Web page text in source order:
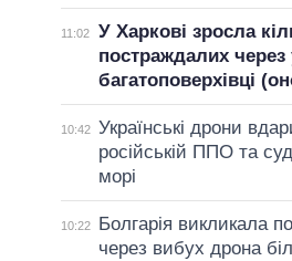
11:02
У Харкові зросла
постраждалих через
багатоповерхівці
10:42 Українські дрони
російській ППО та
морі
10:22
Болгарія викликала
через вибух дрона